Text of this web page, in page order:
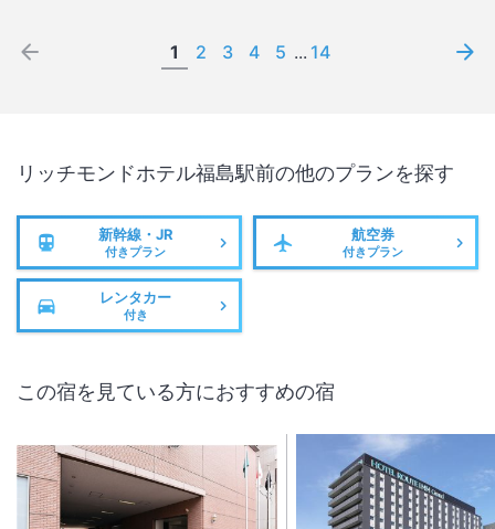
1 2 3 4 5 ... 14
リッチモンドホテル福島駅前の他のプランを探す
新幹線・JR
付きプラン
航空券
付きプラン
レンタカー
付き
この宿を見ている方におすすめの宿